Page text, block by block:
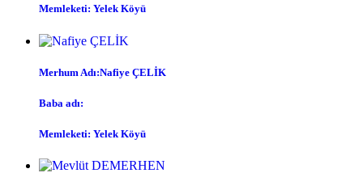
Memleketi: Yelek Köyü
Merhum Adı:Nafiye ÇELİK
Baba adı:
Memleketi: Yelek Köyü